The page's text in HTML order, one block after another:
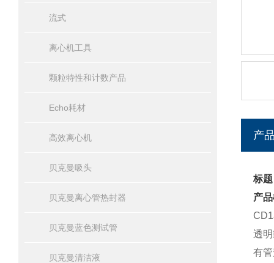
流式
离心机工具
颗粒特性和计数产品
Echo耗材
高效离心机
贝克曼吸头
贝克曼离心管热封器
贝克曼蓝色测试管
贝克曼清洁液
产
标
产
透
有